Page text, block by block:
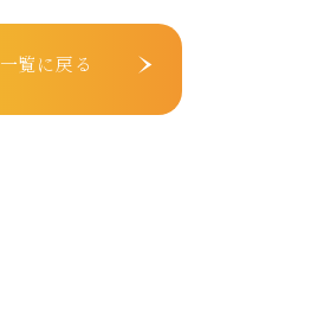
一覧に戻る